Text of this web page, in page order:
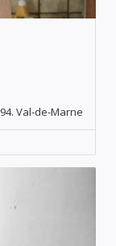
94. Val-de-Marne